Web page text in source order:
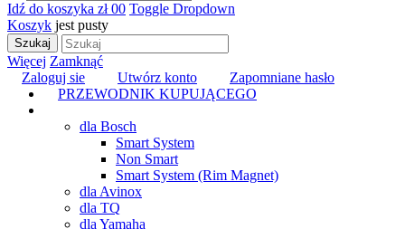
Idź do koszyka zł 00 Toggle Dropdown
Koszyk jest pusty
Szukaj
Więcej Zamknąć
Zaloguj sie
Utwórz konto
Zapomniane hasło
PRZEWODNIK KUPUJĄCEGO
dla Bosch
Smart System
Non Smart
Smart System (Rim Magnet)
dla Avinox
dla TQ
dla Yamaha